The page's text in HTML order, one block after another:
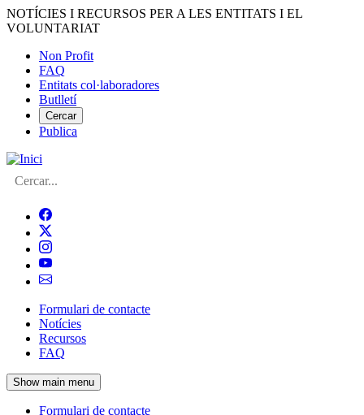
Vés
al
NOTÍCIES I RECURSOS PER A LES ENTITATS I EL
VOLUNTARIAT
Menú
del
compte
d'usuari
Non Profit
FAQ
Entitats col·laboradores
Butlletí
Cercar
Publica
Cerca
Navegació
principal
de
l'encapçalament
Formulari de contacte
Notícies
Recursos
FAQ
Show main menu
Formulari de contacte